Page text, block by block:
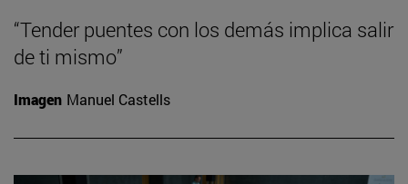
“Tender puentes con los demás implica salir
de ti mismo”
Imagen Manuel Castells